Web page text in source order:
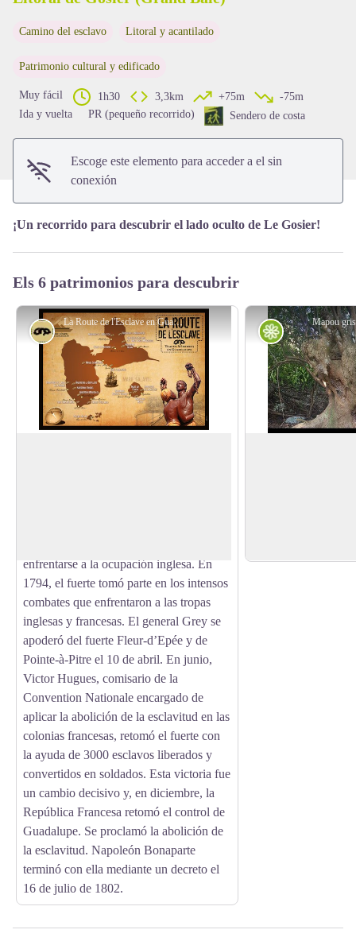
Camino del esclavo Litoral y acantilado
Patrimonio cultural y edificado
Muy fácil 1h30 3,3km +75m
-75m
Ida y vuelta
PR (pequeño recorrido) Sendero de costa
Escoge este elemento para acceder a el sin
conexión
¡Un recorrido para descubrir el lado oculto de Le Gosier!
Els 6 patrimonios para descubrir
La Route de l'Esclave en Guadeloupe - © CG 971
Camino del esclavo
enfrentarse a la ocupación inglesa. En
1794, el fuerte tomó parte en los intensos
combates que enfrentaron a las tropas
inglesas y francesas. El general Grey se
apoderó del fuerte Fleur-d’Epée y de
Pointe-à-Pitre el 10 de abril. En junio,
Victor Hugues, comisario de la
Convention Nationale encargado de
aplicar la abolición de la esclavitud en las
colonias francesas, retomó el fuerte con
la ayuda de 3000 esclavos liberados y
convertidos en soldados. Esta victoria fue
un cambio decisivo y, en diciembre, la
República Francesa retomó el control de
Guadalupe. Se proclamó la abolición de
la esclavitud. Napoleón Bonaparte
terminó con ella mediante un decreto el
16 de julio de 1802.
Mapou
Flora